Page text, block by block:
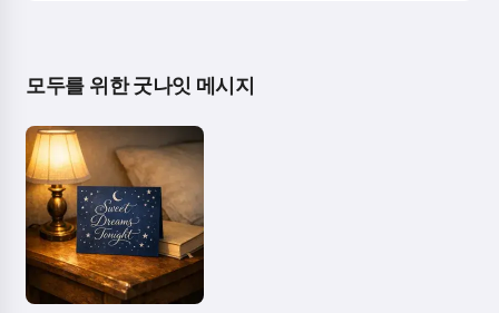
모두를 위한 굿나잇 메시지